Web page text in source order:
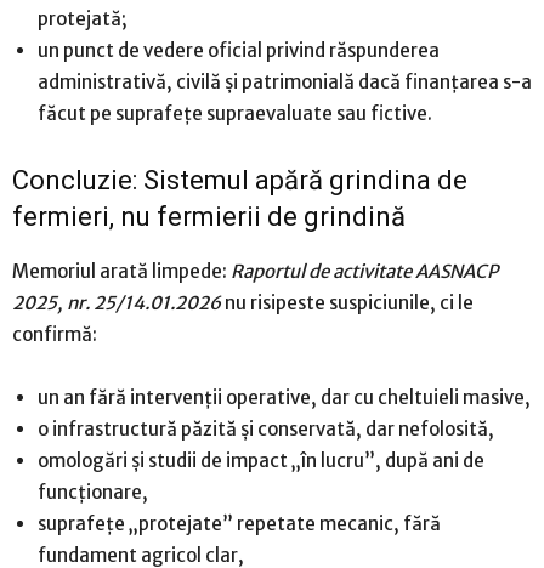
protejată;
un punct de vedere oficial privind răspunderea
administrativă, civilă și patrimonială dacă finanțarea s-a
făcut pe suprafețe supraevaluate sau fictive.
Concluzie: Sistemul apără grindina de
fermieri, nu fermierii de grindină
Memoriul arată limpede: Raportul de activitate AASNACP
2025, nr. 25/14.01.2026nu risipeste suspiciunile, ci le
confirmă:
un an fără intervenții operative, dar cu cheltuieli masive,
o infrastructură păzită și conservată, dar nefolosită,
omologări și studii de impact „în lucru”, după ani de
funcționare,
suprafețe „protejate” repetate mecanic, fără
fundament agricol clar,